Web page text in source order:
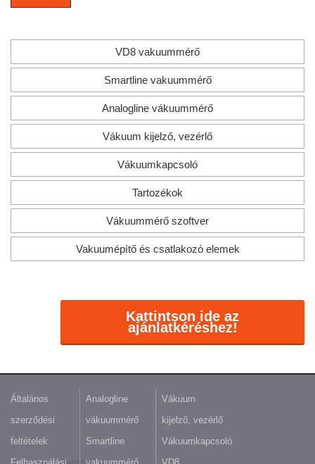
VD8 vakuummérő
Smartline vakuummérő
Analogline vákuummérő
Vákuum kijelző, vezérlő
Vákuumkapcsoló
Tartozékok
Vákuummérő szoftver
Vakuumépítő és csatlakozó elemek
Kattintson ide az
ajánlatkéréshez!
Általános
szerződési
feltételek
Analogline
vákuummérő
Smartline
Vákuum
kijelző, vezérlő
Vákuumkapcsoló